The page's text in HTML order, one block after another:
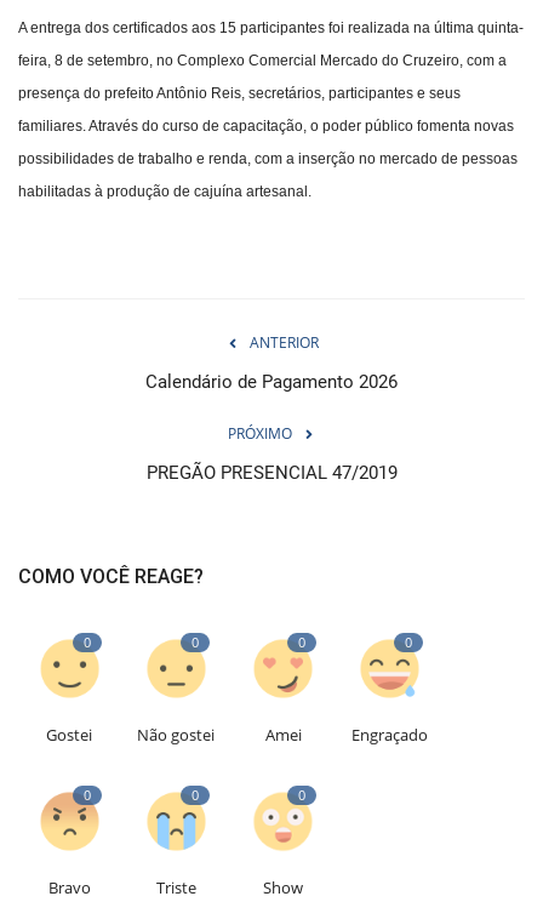
A entrega dos certificados aos 15 participantes foi realizada na última quinta-
feira, 8 de setembro, no Complexo Comercial Mercado do Cruzeiro, com a
presença do prefeito Antônio Reis, secretários, participantes e seus
familiares. Através do curso de capacitação, o poder público fomenta novas
possibilidades de trabalho e renda, com a inserção no mercado de pessoas
habilitadas à produção de cajuína artesanal.
ANTERIOR
Calendário de Pagamento 2026
PRÓXIMO
PREGÃO PRESENCIAL 47/2019
COMO VOCÊ REAGE?
0
Gostei
0
Não gostei
0
Amei
0
Engraçado
0
Bravo
0
Triste
0
Show